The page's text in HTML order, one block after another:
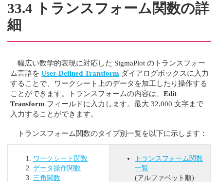
33.4 トランスフォーム関数の詳
細
幅広い数学的表現に対応した SigmaPlot のトランスフォー
ム言語をUser-Defined Transform ダイアログボックスに入力
することで、ワークシート上のデータを加工したり操作する
ことができます。トランスフォームの内容は、Edit
Transform フィールドに入力します。最大 32,000 文字まで
入力することができます。
トランスフォーム関数のタイプ別一覧を以下に示します：
ワークシート関数
データ操作関数
三角関数
トランスフォーム関数
一覧
(アルファベット順)